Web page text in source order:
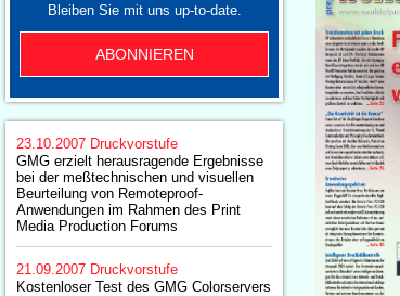
Bleiben Sie mit uns up-to-date.
ABONNIEREN
23.10.2007 Druckvorstufe
GMG erzielt herausragende Ergebnisse
bei der meßtechnischen und visuellen
Beurteilung von Remoteproof-
Anwendungen im Rahmen des Print
Media Production Forums
21.09.2007 Druckvorstufe
Kostenloser Test des GMG Colorservers